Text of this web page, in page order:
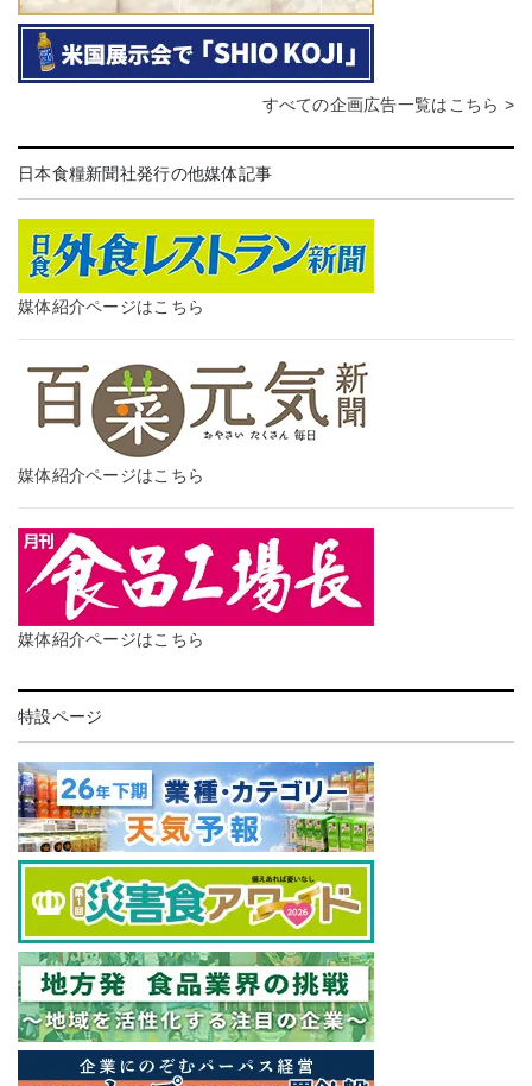
すべての企画広告一覧はこちら >
日本食糧新聞社発行の他媒体記事
媒体紹介ページはこちら
媒体紹介ページはこちら
媒体紹介ページはこちら
特設ページ